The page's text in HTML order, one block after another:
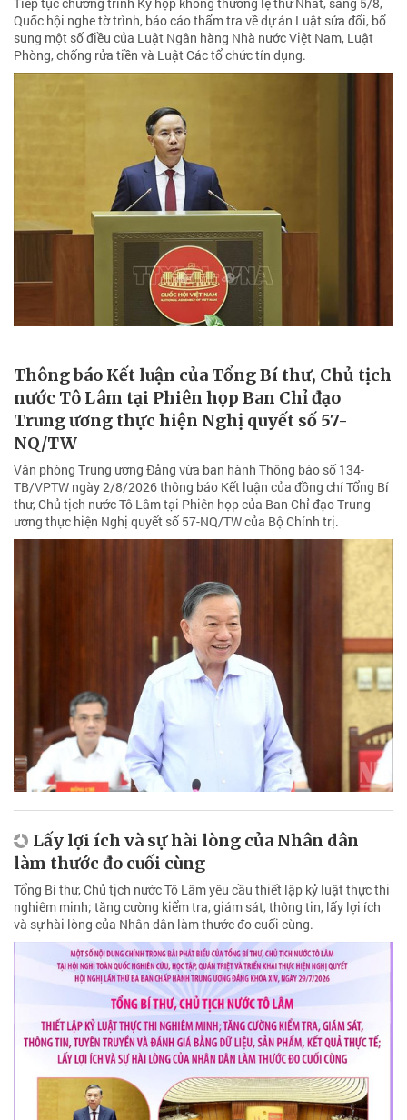
Quốc hội nghe tờ trình, báo cáo thẩm tra về dự án Luật sửa đổi, bổ
sung một số điều của Luật Ngân hàng Nhà nước Việt Nam, Luật
Phòng, chống rửa tiền và Luật Các tổ chức tín dụng.
Thông báo Kết luận của Tổng Bí thư, Chủ tịch
nước Tô Lâm tại Phiên họp Ban Chỉ đạo
Trung ương thực hiện Nghị quyết số 57-
NQ/TW
Văn phòng Trung ương Đảng vừa ban hành Thông báo số 134-
TB/VPTW ngày 2/8/2026 thông báo Kết luận của đồng chí Tổng Bí
thư, Chủ tịch nước Tô Lâm tại Phiên họp của Ban Chỉ đạo Trung
ương thực hiện Nghị quyết số 57-NQ/TW của Bộ Chính trị.
Lấy lợi ích và sự hài lòng của Nhân dân
làm thước đo cuối cùng
Tổng Bí thư, Chủ tịch nước Tô Lâm yêu cầu thiết lập kỷ luật thực thi
nghiêm minh; tăng cường kiểm tra, giám sát, thông tin, lấy lợi ích
và sự hài lòng của Nhân dân làm thước đo cuối cùng.